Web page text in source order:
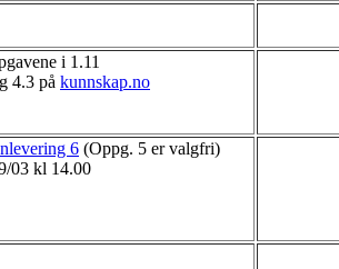
i 1.11
4.3 på kunnskap.no
6 (Oppg. 5 er valgfri)
03 kl 14.00